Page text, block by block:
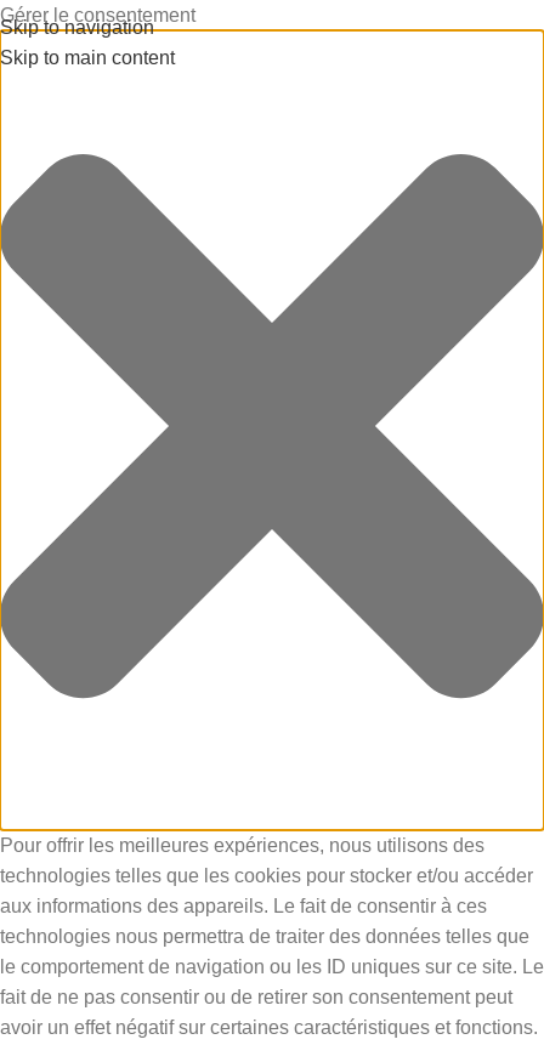
Gérer le consentement
Pour offrir les meilleures expériences, nous utilisons des
technologies telles que les cookies pour stocker et/ou accéder
aux informations des appareils. Le fait de consentir à ces
technologies nous permettra de traiter des données telles que
le comportement de navigation ou les ID uniques sur ce site. Le
fait de ne pas consentir ou de retirer son consentement peut
avoir un effet négatif sur certaines caractéristiques et fonctions.
Skip to navigation
Skip to main content